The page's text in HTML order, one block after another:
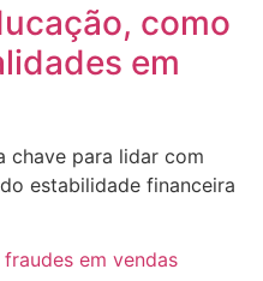
como
em
chave para lidar com
estabilidade financeira